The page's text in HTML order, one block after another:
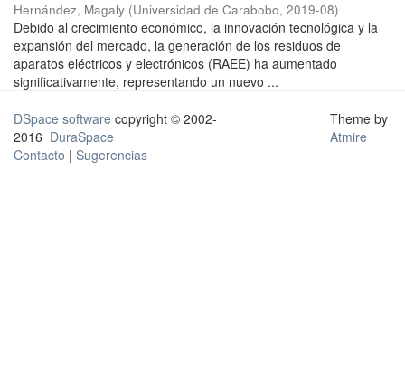
Hernández, Magaly (Universidad de Carabobo, 2019-08)
Debido al crecimiento económico, la innovación tecnológica y la
expansión del mercado, la generación de los residuos de
aparatos eléctricos y electrónicos (RAEE) ha aumentado
significativamente, representando un nuevo ...
DSpace software copyright © 2002-
2016 DuraSpace
Contacto | Sugerencias
Theme by
Atmire